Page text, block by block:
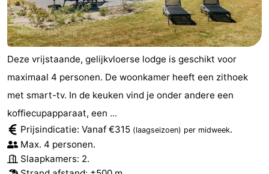
Deze vrijstaande, gelijkvloerse lodge is geschikt voor
maximaal 4 personen. De woonkamer heeft een zithoek
met smart-tv. In de keuken vind je onder andere een
koffiecupapparaat, een ...
Prijsindicatie: Vanaf €315 (laagseizoen) per midweek.
Max. 4 personen.
Slaapkamers: 2.